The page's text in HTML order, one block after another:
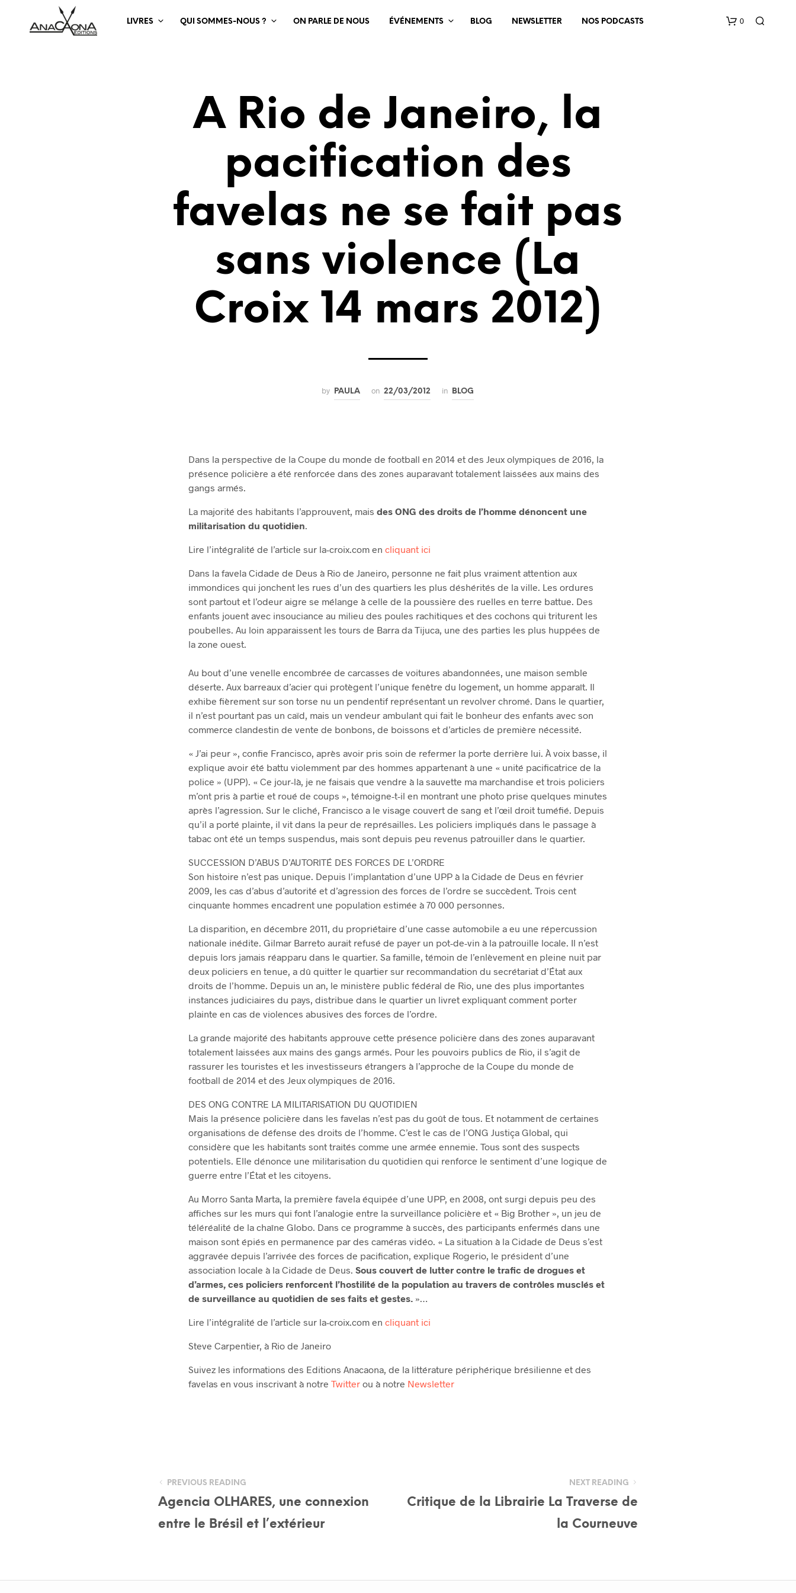
LIVRES QUI SOMMES-NOUS ? ON PARLE DE NOUS ÉVÉNEMENTS BLOG NEWSLETTER NOS PODCASTS 0
A Rio de Janeiro, la
pacification des
favelas ne se fait pas
sans violence (La
Croix 14 mars 2012)
by PAULA on 22/03/2012 in BLOG
Dans la perspective de la Coupe du monde de football en 2014 et des Jeux olympiques de 2016, la
présence policière a été renforcée dans des zones auparavant totalement laissées aux mains des
gangs armés.
La majorité des habitants l’approuvent, mais des ONG des droits de l’homme dénoncent une
militarisation du quotidien.
Lire l’intégralité de l’article sur la-croix.com en cliquant ici
Dans la favela Cidade de Deus à Rio de Janeiro, personne ne fait plus vraiment attention aux
immondices qui jonchent les rues d’un des quartiers les plus déshérités de la ville. Les ordures
sont partout et l’odeur aigre se mélange à celle de la poussière des ruelles en terre battue. Des
enfants jouent avec insouciance au milieu des poules rachitiques et des cochons qui triturent les
poubelles. Au loin apparaissent les tours de Barra da Tijuca, une des parties les plus huppées de
la zone ouest.
Au bout d’une venelle encombrée de carcasses de voitures abandonnées, une maison semble
déserte. Aux barreaux d’acier qui protègent l’unique fenêtre du logement, un homme apparaît. Il
exhibe fièrement sur son torse nu un pendentif représentant un revolver chromé. Dans le quartier,
il n’est pourtant pas un caïd, mais un vendeur ambulant qui fait le bonheur des enfants avec son
commerce clandestin de vente de bonbons, de boissons et d’articles de première nécessité.
« J’ai peur », confie Francisco, après avoir pris soin de refermer la porte derrière lui. À voix basse, il
explique avoir été battu violemment par des hommes appartenant à une « unité pacificatrice de la
police » (UPP). « Ce jour-là, je ne faisais que vendre à la sauvette ma marchandise et trois policiers
m’ont pris à partie et roué de coups », témoigne-t-il en montrant une photo prise quelques minutes
après l’agression. Sur le cliché, Francisco a le visage couvert de sang et l’œil droit tuméfié. Depuis
qu’il a porté plainte, il vit dans la peur de représailles. Les policiers impliqués dans le passage à
tabac ont été un temps suspendus, mais sont depuis peu revenus patrouiller dans le quartier.
SUCCESSION D’ABUS D’AUTORITÉ DES FORCES DE L’ORDRE
Son histoire n’est pas unique. Depuis l’implantation d’une UPP à la Cidade de Deus en février
2009, les cas d’abus d’autorité et d’agression des forces de l’ordre se succèdent. Trois cent
cinquante hommes encadrent une population estimée à 70 000 personnes.
La disparition, en décembre 2011, du propriétaire d’une casse automobile a eu une répercussion
nationale inédite. Gilmar Barreto aurait refusé de payer un pot-de-vin à la patrouille locale. Il n’est
depuis lors jamais réapparu dans le quartier. Sa famille, témoin de l’enlèvement en pleine nuit par
deux policiers en tenue, a dû quitter le quartier sur recommandation du secrétariat d’État aux
droits de l’homme. Depuis un an, le ministère public fédéral de Rio, une des plus importantes
instances judiciaires du pays, distribue dans le quartier un livret expliquant comment porter
plainte en cas de violences abusives des forces de l’ordre.
La grande majorité des habitants approuve cette présence policière dans des zones auparavant
totalement laissées aux mains des gangs armés. Pour les pouvoirs publics de Rio, il s’agit de
rassurer les touristes et les investisseurs étrangers à l’approche de la Coupe du monde de
football de 2014 et des Jeux olympiques de 2016.
DES ONG CONTRE LA MILITARISATION DU QUOTIDIEN
Mais la présence policière dans les favelas n’est pas du goût de tous. Et notamment de certaines
organisations de défense des droits de l’homme. C’est le cas de l’ONG Justiça Global, qui
considère que les habitants sont traités comme une armée ennemie. Tous sont des suspects
potentiels. Elle dénonce une militarisation du quotidien qui renforce le sentiment d’une logique de
guerre entre l’État et les citoyens.
Au Morro Santa Marta, la première favela équipée d’une UPP, en 2008, ont surgi depuis peu des
affiches sur les murs qui font l’analogie entre la surveillance policière et « Big Brother », un jeu de
téléréalité de la chaîne Globo. Dans ce programme à succès, des participants enfermés dans une
maison sont épiés en permanence par des caméras vidéo. « La situation à la Cidade de Deus s’est
aggravée depuis l’arrivée des forces de pacification, explique Rogerio, le président d’une
association locale à la Cidade de Deus. Sous couvert de lutter contre le trafic de drogues et
d’armes, ces policiers renforcent l’hostilité de la population au travers de contrôles musclés et
de surveillance au quotidien de ses faits et gestes. »…
Lire l’intégralité de l’article sur la-croix.com en cliquant ici
Steve Carpentier, à Rio de Janeiro
Suivez les informations des Editions Anacaona, de la littérature périphérique brésilienne et des
favelas en vous inscrivant à notre Twitter ou à notre Newsletter
PREVIOUS READING
Agencia OLHARES, une connexion
entre le Brésil et l’extérieur
NEXT READING
Critique de la Librairie La Traverse de
la Courneuve